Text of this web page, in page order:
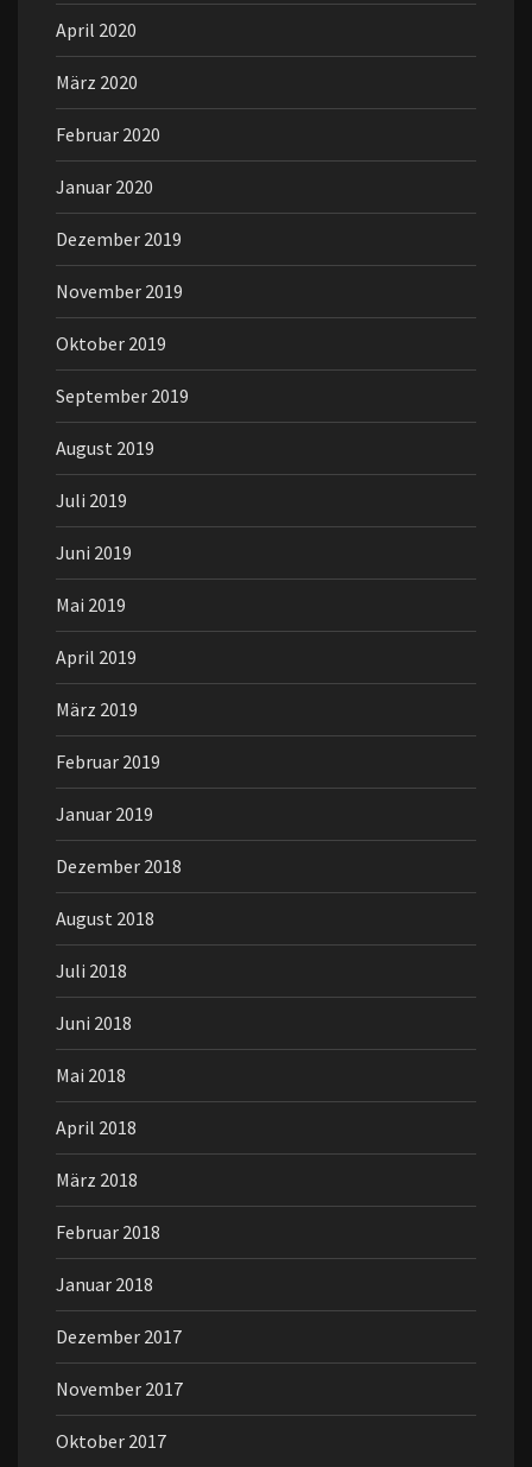
April 2020
März 2020
Februar 2020
Januar 2020
Dezember 2019
November 2019
Oktober 2019
September 2019
August 2019
Juli 2019
Juni 2019
Mai 2019
April 2019
März 2019
Februar 2019
Januar 2019
Dezember 2018
August 2018
Juli 2018
Juni 2018
Mai 2018
April 2018
März 2018
Februar 2018
Januar 2018
Dezember 2017
November 2017
Oktober 2017